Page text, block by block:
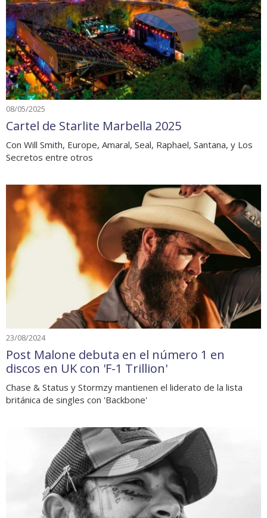
08/05/2025
Cartel de Starlite Marbella 2025
Con Will Smith, Europe, Amaral, Seal, Raphael, Santana, y Los
Secretos entre otros
23/08/2024
Post Malone debuta en el número 1 en
discos en UK con 'F-1 Trillion'
Chase & Status y Stormzy mantienen el liderato de la lista
británica de singles con 'Backbone'